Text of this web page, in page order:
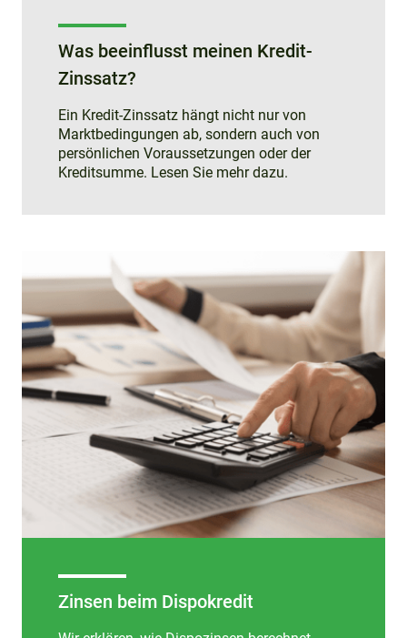
Was beeinflusst meinen Kredit-
Zinssatz?
Ein Kredit-Zinssatz hängt nicht nur von
Marktbedingungen ab, sondern auch von
persönlichen Voraussetzungen oder der
Kreditsumme. Lesen Sie mehr dazu.
Zinsen beim Dispokredit